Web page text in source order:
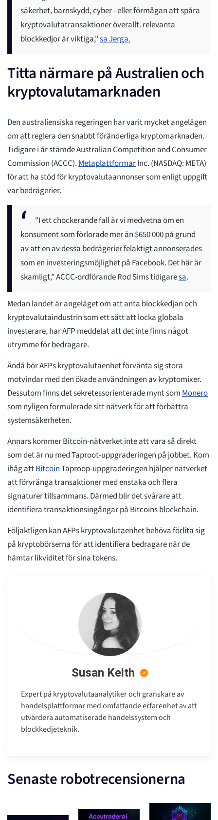
säkerhet, barnskydd, cyber - eller förmågan att spåra
kryptovalutatransaktioner överallt. relevanta
blockkedjor är viktiga,"sa Jerga.
Titta närmare på Australien och
kryptovalutamarknaden
Den australiensiska regeringen har varit mycket angelägen
om att reglera den snabbt föränderliga kryptomarknaden.
Tidigare i år stämde Australian Competition and Consumer
Commission (ACCC). MetaplattformarInc. (NASDAQ: META)
för att ha stöd för kryptovalutaannonser som enligt uppgift
var bedrägerier.
"I ett chockerande fall är vi medvetna om en
konsument som förlorade mer än $650 000 på grund
av att en av dessa bedrägerier felaktigt annonserades
som en investeringsmöjlighet på Facebook. Det här är
skamligt,” ACCC-ordförande Rod Sims tidigaresa.
Medan landet är angeläget om att anta blockkedjan och
kryptovalutaindustrin som ett sätt att locka globala
investerare, har AFP meddelat att det inte finns något
utrymme för bedragare.
Ändå bör AFPs kryptovalutaenhet förvänta sig stora
motvindar med den ökade användningen av kryptomixer.
Dessutom finns det sekretessorienterade mynt som Monero
som nyligen formulerade sitt nätverk för att förbättra
systemsäkerheten.
Annars kommer Bitcoin-nätverket inte att vara så direkt
som det är nu med Taproot-uppgraderingen på jobbet. Kom
ihåg attBitcoinTaproop-uppgraderingen hjälper nätverket
att förvränga transaktioner med enstaka och flera
signaturer tillsammans. Därmed blir det svårare att
identifiera transaktionsingångar på Bitcoins blockchain.
Följaktligen kan AFPs kryptovalutaenhet behöva förlita sig
på kryptobörserna för att identifiera bedragare när de
hämtar likviditet för sina tokens.
Susan Keith
Expert på kryptovalutaanalytiker och granskare av
handelsplattformar med omfattande erfarenhet av att
utvärdera automatiserade handelssystem och
blockkedjeteknik.
Senaste robotrecensionerna